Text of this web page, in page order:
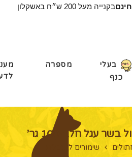
חינםבקנייה מעל 200 ש״ח באשקלון
בעלי
כנף
מספרה
עגל חלב-100 גר’
שימורים לחתולים